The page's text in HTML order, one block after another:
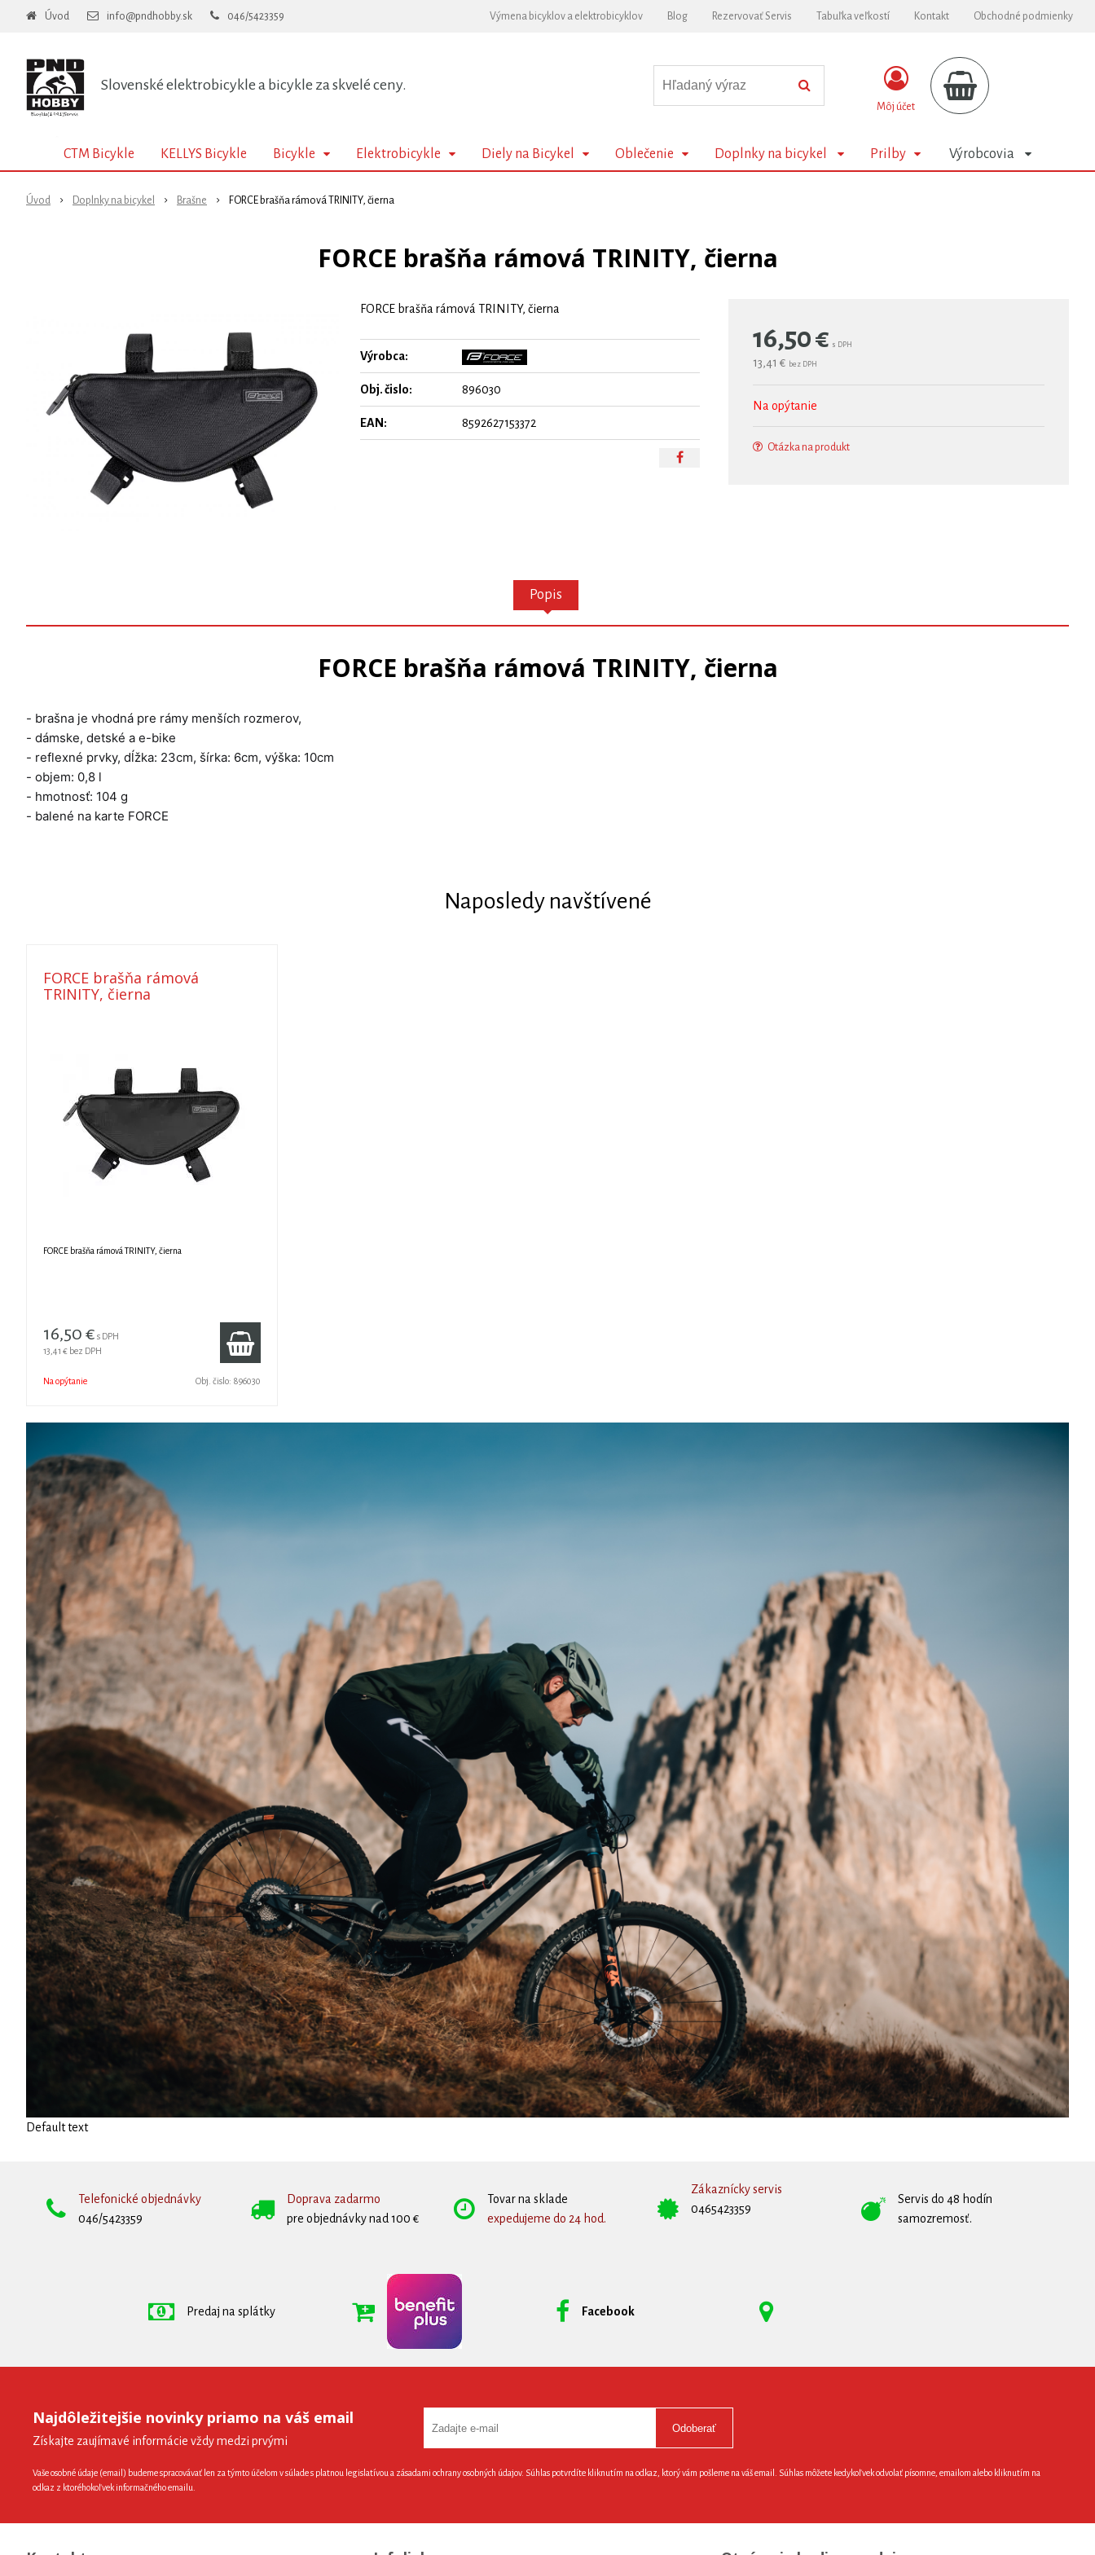
Slovenské elektrobicykle a bicykle za skvelé ceny.
Úvod info@pndhobby.sk 046/5423359 Výmena bicyklov a elektrobicyklov Blog Rezervovať Servis Tabuľka veľkostí Kontakt Obchodné podmienky
Môj účet
CTM Bicykle KELLYS Bicykle Bicykle Elektrobicykle Diely na Bicykel Oblečenie Doplnky na bicykel Prilby Výrobcovia
Úvod Doplnky na bicykel Brašne FORCE brašňa rámová TRINITY, čierna
FORCE brašňa rámová TRINITY, čierna
16,50€ s DPH
13,41 € bez DPH
Na opýtanie
Otázka na produkt
FORCE brašňa rámová TRINITY, čierna
Výrobca:
Obj. čislo: 896030
EAN: 8592627153372
Popis
FORCE brašňa rámová TRINITY, čierna
- brašna je vhodná pre rámy menších rozmerov,
- dámske, detské a e-bike
- reflexné prvky, dĺžka: 23cm, šírka: 6cm, výška: 10cm
- objem: 0,8 l
- hmotnosť: 104 g
- balené na karte FORCE
Naposledy navštívené
FORCE brašňa rámová
TRINITY, čierna
FORCE brašňa rámová TRINITY, čierna
16,50 € s DPH
13,41 € bez DPH
Na opýtanie Obj. čislo: 896030
Default text
Telefonické objednávky
046/5423359
Doprava zadarmo
pre objednávky nad 100 €
Tovar na sklade
expedujeme do 24 hod.
Zákaznícky servis
0465423359
Servis do 48 hodín
samozremosť.
Predaj na splátky Facebook
Najdôležitejšie novinky priamo na váš email
Získajte zaujímavé informácie vždy medzi prvými
Odoberať
Vaše osobné údaje (email) budeme spracovávať len za týmto účelom v súlade s platnou legislatívou a zásadami ochrany osobných údajov. Súhlas potvrdíte kliknutím na odkaz, ktorý vám pošleme na váš email. Súhlas môžete kedykoľvek odvolať písomne, emailom alebo kliknutím na
odkaz z ktoréhokoľvek informačného emailu.